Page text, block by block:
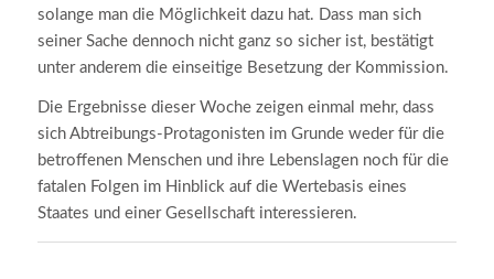
solange man die Möglichkeit dazu hat. Dass man sich
seiner Sache dennoch nicht ganz so sicher ist, bestätigt
unter anderem die einseitige Besetzung der Kommission.
Die Ergebnisse dieser Woche zeigen einmal mehr, dass
sich Abtreibungs-Protagonisten im Grunde weder für die
betroffenen Menschen und ihre Lebenslagen noch für die
fatalen Folgen im Hinblick auf die Wertebasis eines
Staates und einer Gesellschaft interessieren.